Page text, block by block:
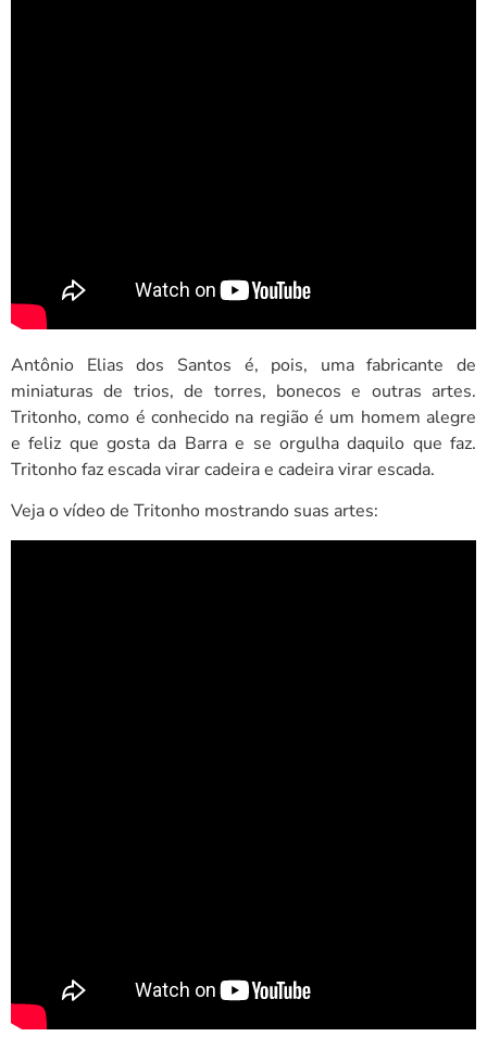
Antônio Elias dos Santos é, pois, uma fabricante de
miniaturas de trios, de torres, bonecos e outras artes.
Tritonho, como é conhecido na região é um homem alegre
e feliz que gosta da Barra e se orgulha daquilo que faz.
Tritonho faz escada virar cadeira e cadeira virar escada.
Veja o vídeo de Tritonho mostrando suas artes: